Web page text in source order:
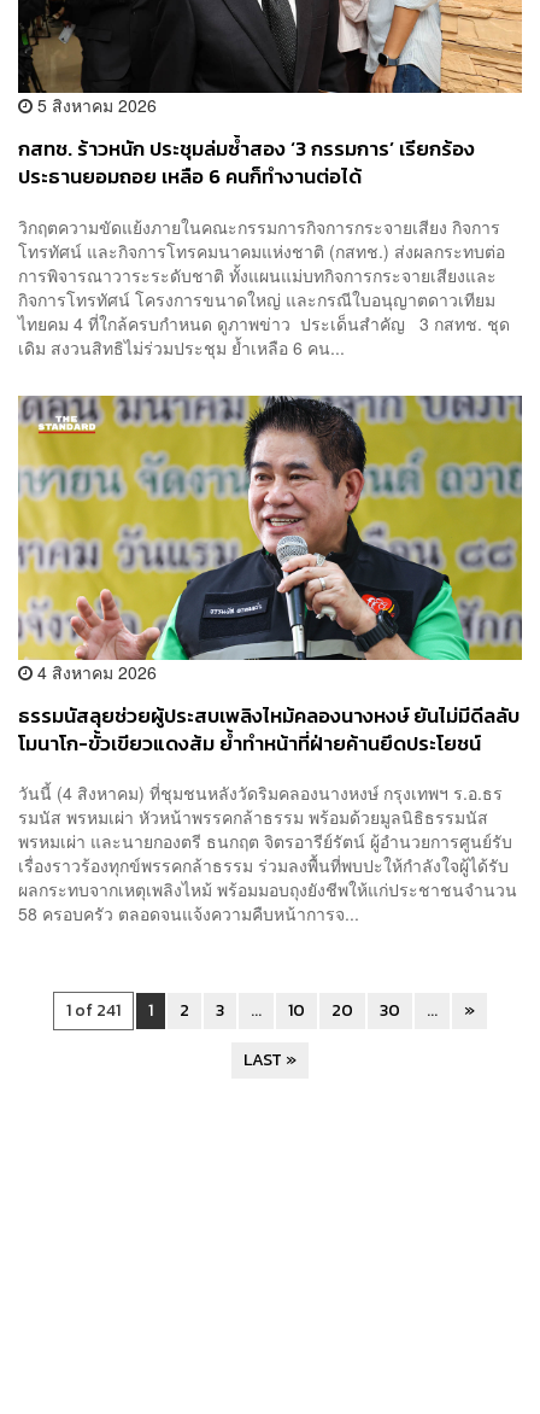
5 สิงหาคม 2026
กสทช. ร้าวหนัก ประชุมล่มซ้ำสอง ‘3 กรรมการ’ เรียกร้อง
ประธานยอมถอย เหลือ 6 คนก็ทำงานต่อได้
วิกฤตความขัดแย้งภายในคณะกรรมการกิจการกระจายเสียง กิจการ
โทรทัศน์ และกิจการโทรคมนาคมแห่งชาติ (กสทช.) ส่งผลกระทบต่อ
การพิจารณาวาระระดับชาติ ทั้งแผนแม่บทกิจการกระจายเสียงและ
กิจการโทรทัศน์ โครงการขนาดใหญ่ และกรณีใบอนุญาตดาวเทียม
ไทยคม 4 ที่ใกล้ครบกำหนด ดูภาพข่าว ประเด็นสำคัญ 3 กสทช. ชุด
เดิม สงวนสิทธิไม่ร่วมประชุม ย้ำเหลือ 6 คน...
4 สิงหาคม 2026
ธรรมนัสลุยช่วยผู้ประสบเพลิงไหม้คลองนางหงษ์ ยันไม่มีดีลลับ
โมนาโก-ขั้วเขียวแดงส้ม ย้ำทำหน้าที่ฝ่ายค้านยึดประโยชน์
วันนี้ (4 สิงหาคม) ที่ชุมชนหลังวัดริมคลองนางหงษ์ กรุงเทพฯ ร.อ.ธร
รมนัส พรหมเผ่า หัวหน้าพรรคกล้าธรรม พร้อมด้วยมูลนิธิธรรมนัส
พรหมเผ่า และนายกองตรี ธนกฤต จิตรอารีย์รัตน์ ผู้อำนวยการศูนย์รับ
เรื่องราวร้องทุกข์พรรคกล้าธรรม ร่วมลงพื้นที่พบปะให้กำลังใจผู้ได้รับ
ผลกระทบจากเหตุเพลิงไหม้ พร้อมมอบถุงยังชีพให้แก่ประชาชนจำนวน
58 ครอบครัว ตลอดจนแจ้งความคืบหน้าการจ...
1 of 241 1 2 3 ... 10 20 30 ...
»
LAST »